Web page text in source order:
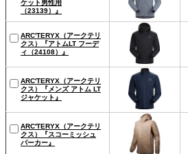
ケット男性用
（23139）』
ARC'TERYX（アークテリ
クス）『アトムLT フーデ
ィ（24108）』
ARC'TERYX（アークテリ
クス）『メンズ アトム LT
ジャケット』
ARC'TERYX（アークテリ
クス）『スコーミッシュ
パーカー』